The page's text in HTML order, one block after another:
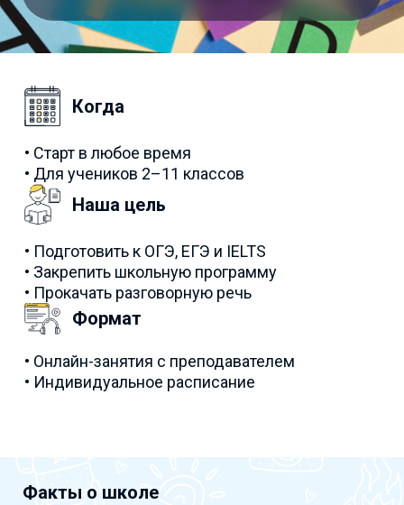
Когда
• Старт в любое время
• Для учеников 2–11 классов
Наша цель
• Подготовить к ОГЭ, ЕГЭ и IELTS
• Закрепить школьную программу
• Прокачать разговорную речь
Формат
• Онлайн-занятия с преподавателем
• Индивидуальное расписание
Факты о школе